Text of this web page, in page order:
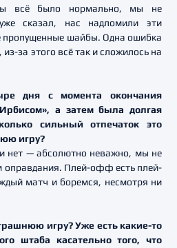
всё было нормально, мы не
сказал, нас надломили эти
пропущенные шайбы. Одна ошибка
из-за этого всё так и сложилось на
дня с момента окончания
а затем была долгая
сильный отпечаток это
игру?
нет — абсолютно неважно, мы не
оправдания. Плей-офф есть плей-
матч и боремся, несмотря ни
игру? Уже есть какие-то
штаба касательно того, что